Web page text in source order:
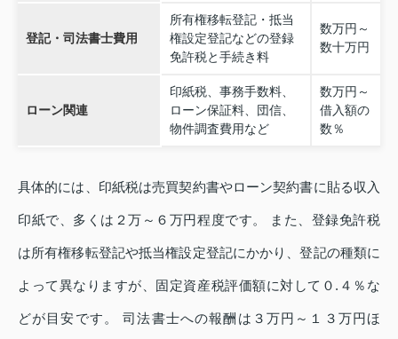
登記・司法書士費用
所有権移転登記・抵当
権設定登記などの登録
免許税と手続き料
数万円～
数十万円
ローン関連
印紙税、事務手数料、
ローン保証料、団信、
物件調査費用など
数万円～
借入額の
数％
具体的には、印紙税は売買契約書やローン契約書に貼る収入
印紙で、多くは２万～６万円程度です。 また、登録免許税
は所有権移転登記や抵当権設定登記にかかり、登記の種類に
よって異なりますが、固定資産税評価額に対して０.４％な
どが目安です。 司法書士への報酬は３万円～１３万円ほ